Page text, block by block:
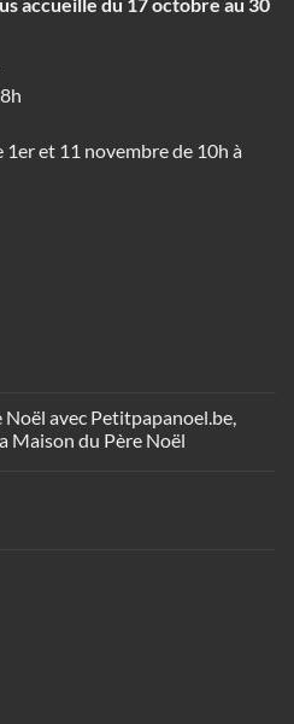
et 11 novembre de 10h à
Noël avec Petitpapanoel.be,
Maison du Père Noël